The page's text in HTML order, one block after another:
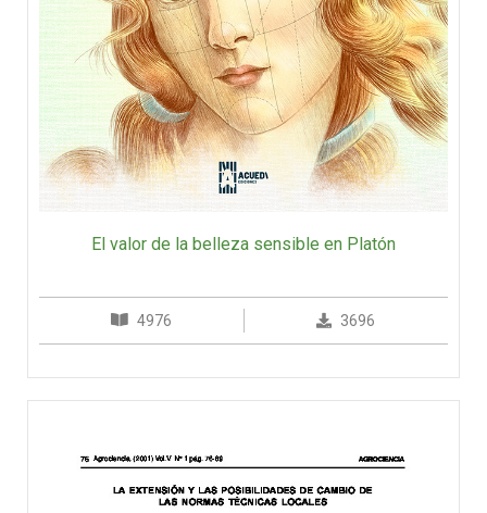
El valor de la belleza sensible en Platón
4976 3696